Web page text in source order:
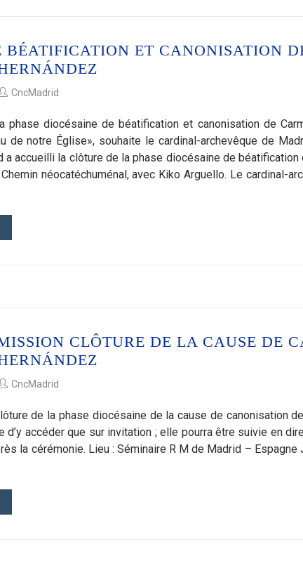
BÉATIFICATION ET CANONISATION
CncMadrid
phase diocésaine de béatification et canonisation de
de notre Église», souhaite le cardinal-archevêque de
a accueilli la clôture de la phase diocésaine de
néocatéchuménal, avec Kiko Arguello. Le cardinal-
CLÔTURE DE LA CAUSE DE
CncMadrid
de la phase diocésaine de la cause de canonisation
d’y accéder que sur invitation ; elle pourra être suivie en
la cérémonie. Lieu : Séminaire R M de Madrid – Espagne